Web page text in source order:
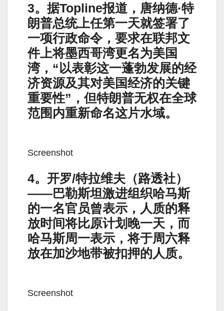
3。据Topline报道，唐纳德·特
朗普总统上任第一天就签署了
一项行政命令，要求在联邦文
件上将墨西哥湾更名为美国
湾，“以表彰这一蓬勃发展的经
济资源及其对美国经济的关键
重要性”，但特朗普无权在全球
范围内重新命名这片水域。
Screenshot
4。开罗/特拉维夫（路透社）
——巴勒斯坦激进组织哈马斯
的一名官员曾表示，人质的释
放时间将比原计划晚一天，而
哈马斯周一表示，将于周六释
放在加沙地带被扣押的人质。
Screenshot